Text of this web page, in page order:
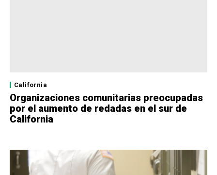
California
Organizaciones comunitarias preocupadas
por el aumento de redadas en el sur de
California